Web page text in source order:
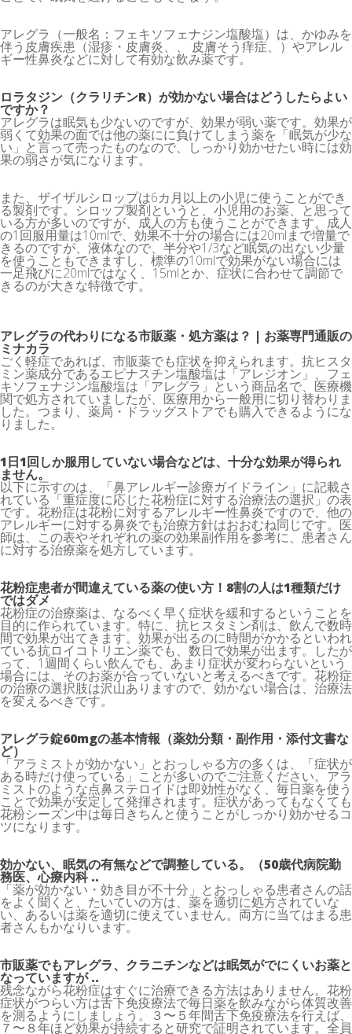
アレグラ（一般名：フェキソフェナジン塩酸塩）は、かゆみを
伴う皮膚疾患（湿疹・皮膚炎、、 皮膚そう痒症、）やアレル
ギー性鼻炎などに対して有効な飲み薬です。
ロラタジン（クラリチンR）が効かない場合はどうしたらよい
ですか？
アレグラは眠気も少ないのですが、効果が弱い薬です。効果が
弱くて効果の面では他の薬にに負けてしまう薬を「眠気が少な
い」と言って売ったものなので、しっかり効かせたい時には効
果の弱さが気になります。
また、ザイザルシロップは6カ月以上の小児に使うことができ
る製剤です。シロップ製剤というと、小児用のお薬、と思って
いる方が多いのですが、成人の方も使うことができます。成人
の1回服用量は10mlで、効果不十分の場合には20mlまで増量で
きるのですが、液体なので、半分や1/3など眠気の出ない少量
を使うこともできますし、標準の10mlで効果がない場合には
一足飛びに20mlではなく、15mlとか、症状に合わせて調節で
きるのが大きな特徴です。
アレグラの代わりになる市販薬・処方薬は？ | お薬専門通販の
ミナカラ
ごく軽症であれば、市販薬でも症状を抑えられます。抗ヒスタ
ミン薬成分であるエピナスチン塩酸塩は「アレジオン」、フェ
キソフェナジン塩酸塩は「アレグラ」という商品名で、医療機
関で処方されていましたが、医療用から一般用に切り替わりま
した。つまり、薬局・ドラッグストアでも購入できるようにな
りました。
1日1回しか服用していない場合などは、十分な効果が得られ
ません。
以下に示すのは、「鼻アレルギー診療ガイドライン」に記載さ
れている「重症度に応じた花粉症に対する治療法の選択」の表
です。花粉症は花粉に対するアレルギー性鼻炎ですので、他の
アレルギーに対する鼻炎でも治療方針はおおむね同じです。医
師は、この表やそれぞれの薬の効果副作用を参考に、患者さん
に対する治療薬を処方しています。
花粉症患者が間違えている薬の使い方！8割の人は1種類だけ
ではダメ
花粉症の治療薬は、なるべく早く症状を緩和するということを
目的に作られています。特に、抗ヒスタミン剤は、飲んで数時
間で効果が出てきます。効果が出るのに時間がかかるといわれ
ている抗ロイコトリエン薬でも、数日で効果が出ます。したが
って、1週間くらい飲んでも、あまり症状が変わらないという
場合には、そのお薬が合っていないと考えるべきです。花粉症
の治療の選択肢は沢山ありますので、効かない場合は、治療法
を変えるべきです。
アレグラ錠60mgの基本情報（薬効分類・副作用・添付文書な
ど）
「アラミストが効かない」とおっしゃる方の多くは、「症状が
ある時だけ使っている」ことが多いのでご注意ください。アラ
ミストのような点鼻ステロイドは即効性がなく、毎日薬を使う
ことで効果が安定して発揮されます。症状があってもなくても
花粉シーズン中は毎日きちんと使うことがしっかり効かせるコ
ツになります。
効かない、眠気の有無などで調整している。（50歳代病院勤
務医、心療内科 ..
「薬が効かない・効き目が不十分」とおっしゃる患者さんの話
をよく聞くと、たいていの方は、薬を適切に処方されていな
い、あるいは薬を適切に使えていません。両方に当てはまる患
者さんもかなりいます。
市販薬でもアレグラ、クラニチンなどは眠気がでにくいお薬と
なっていますが ..
残念ながら花粉症はすぐに治療できる方法はありません。花粉
症状がつらい方は舌下免疫療法で毎日薬を飲みながら体質改善
を測るようにしましょう。３〜５年間舌下免疫療法を行えば、
７〜８年ほど効果が持続すると研究で証明されています。全員